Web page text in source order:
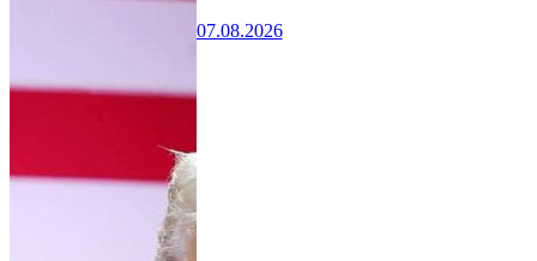
07.08.2026